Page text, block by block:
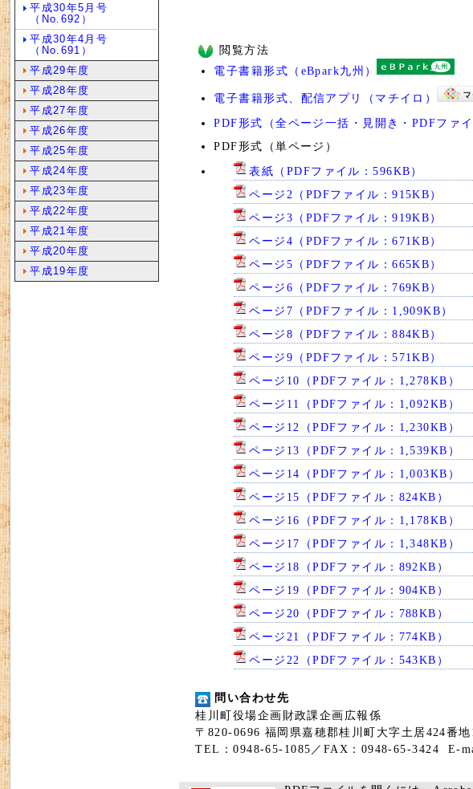
閲覧方法
電子書籍形式（eBpark九州）
電子書籍形式、配信アプリ（マチイロ）
PDF形式（全ページ一括・見開き・PDFファ
PDF形式（単ページ）
表紙（PDFファイル：596KB）
ページ2（PDFファイル：915KB）
ページ3（PDFファイル：919KB）
ページ4（PDFファイル：671KB）
ページ5（PDFファイル：665KB）
ページ6（PDFファイル：769KB）
ページ7（PDFファイル：1,909KB）
ページ8（PDFファイル：884KB）
ページ9（PDFファイル：571KB）
ページ10（PDFファイル：1,278KB）
ページ11（PDFファイル：1,092KB）
ページ12（PDFファイル：1,230KB）
ページ13（PDFファイル：1,539KB）
ページ14（PDFファイル：1,003KB）
ページ15（PDFファイル：824KB）
ページ16（PDFファイル：1,178KB）
ページ17（PDFファイル：1,348KB）
ページ18（PDFファイル：892KB）
ページ19（PDFファイル：904KB）
ページ20（PDFファイル：788KB）
ページ21（PDFファイル：774KB）
ページ22（PDFファイル：543KB）
問い合わせ先
桂川町役場企画財政課企画広報係
〒820-0696 福岡県嘉穂郡桂川町大字土居424番地
TEL：0948-65-1085／FAX：0948-65-3424 E-
平成30年5月号
（No.692）
平成30年4月号
（No.691）
平成29年度
平成28年度
平成27年度
平成26年度
平成25年度
平成24年度
平成23年度
平成22年度
平成21年度
平成20年度
平成19年度